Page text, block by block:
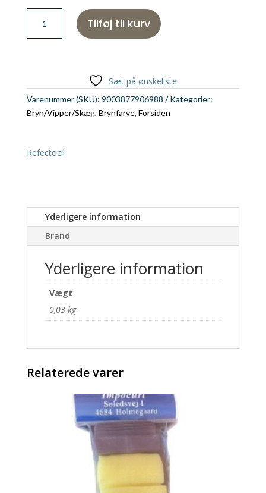
Farve
Grafit
Tilføj til kurv
Sæt på ønskeliste
Varenummer (SKU): 9003877906988
Kategorier:
Bryn/Vipper/Skæg, Brynfarve, Forsiden
Refectocil
Yderligere information
Brand
Yderligere information
Vægt
0,03 kg
Relaterede varer